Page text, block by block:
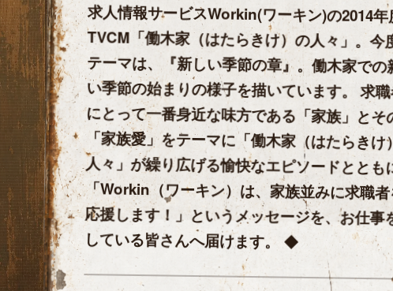
求人情報サービスWorkin(ワーキン)の2014
TVCM「働木家（はたらき­け）の人々」。今
テーマは、『新しい季節の章』。働木家での
い季節の始まりの­様子を描いています。 求
にとって一番身近な味方である「家族」と
「家族愛」をテーマに「働木家（は­たらきけ
人々」が繰り広げる愉快なエピソードとと
「Workin（ワーキン）­は、家族並みに求職
応援します！」というメッセージを、お仕事
している皆さん­へ届けます。 ◆